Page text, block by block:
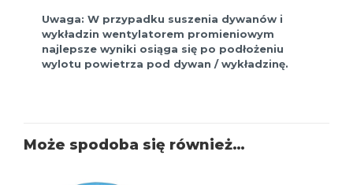
Uwaga: W przypadku suszenia dywanów i
wykładzin wentylatorem promieniowym
najlepsze wyniki osiąga się po podłożeniu
wylotu powietrza pod dywan / wykładzinę.
Może spodoba się również…